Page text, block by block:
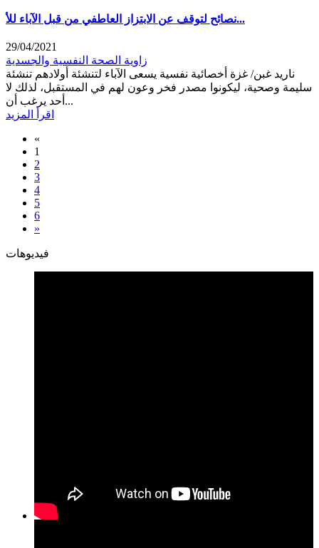
نصائح لتوقف عن الابتزاز العاطفي من قبل الآباء للأ...
29/04/2021
زاوية الصحة النفسية والجسدية
ناريد غبن/ غزة أخصائية نفسية يسعى الآباء لتنشئة أولادهم تنشئة
سليمة وصحية، ليكونوا مصدر فخر وعون لهم في المستقبل، لذلك لا
أحد يرغب أن...
اقرأ المزيد
«
1
2
3
4
5
6
»
فيديوهات